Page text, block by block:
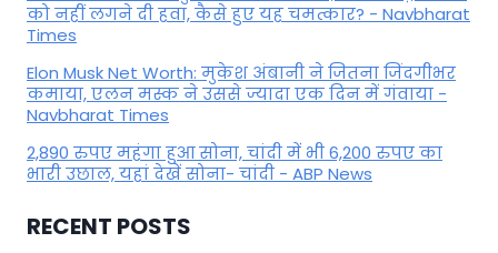
को नहीं लगने दी हवा, कैसे हुए यह चमत्कार? - Navbharat
Times
Elon Musk Net Worth: मुकेश अंबानी ने जितना जिंदगीभर
कमाया, एलन मस्क ने उससे ज्यादा एक दिन में गंवाया -
Navbharat Times
2,890 रुपए महंगा हुआ सोना, चांदी में भी 6,200 रुपए का
भारी उछाल, यहां देखें सोना- चांदी - ABP News
RECENT POSTS